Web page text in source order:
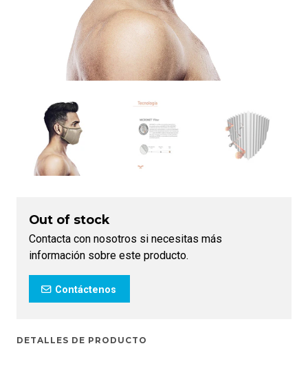
Out of stock
Contacta con nosotros si necesitas más
información sobre este producto.
Contáctenos
DETALLES DE PRODUCTO